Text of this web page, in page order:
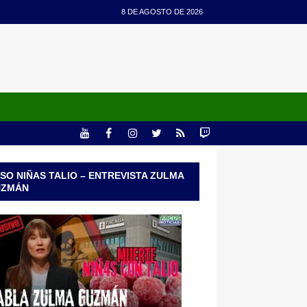
8 DE AGOSTO DE 2026
NIÑAS TALIO – ENTREVISTA ZULMA